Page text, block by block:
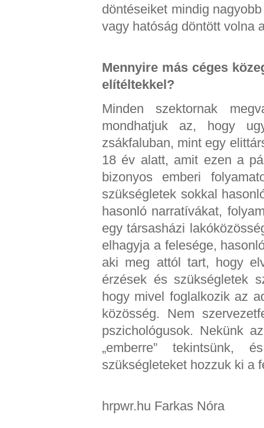
döntéseiket mindig
vagy hatóság döntött volna
Mennyire más céges
elítéltekkel?
Minden szektornak
mondhatjuk az, hogy
zsákfaluban, mint egy
18 év alatt, amit ezen a
bizonyos emberi
szükségletek sokkal
hasonló narratívákat,
egy társasházi
elhagyja a felesége,
aki meg attól tart, hogy
érzések és szükségletek
hogy mivel foglalkozik az
közösség. Nem
pszichológusok. Nekünk
„emberre” tekintsünk,
szükségleteket hozzuk ki a
hrpwr.hu Farkas Nóra